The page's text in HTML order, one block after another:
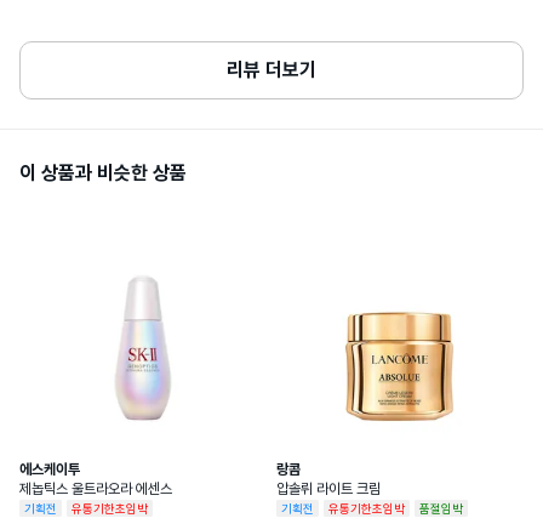
나) 유아ㆍ소아의 손이 닿지 않는 곳에 보
다) 고온 또는 저온의 장소 및 직사광선이
화장품제조업자및화장품책임판매업자
리뷰 더보기
이 상품과 비슷한 상품
에스케이투
제놉틱스 울트라오라 에센스
기획전 유통기한초임박
랑콤
압솔뤼 라이트 크림
기획전 유통기한초임박 품절임박